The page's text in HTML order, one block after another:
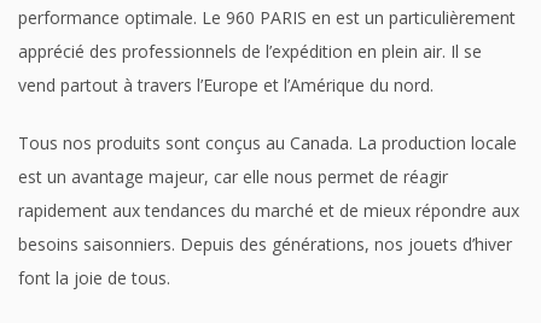
performance optimale. Le 960 PARIS en est un particulièrement
apprécié des professionnels de l’expédition en plein air. Il se
vend partout à travers l’Europe et l’Amérique du nord.
Tous nos produits sont conçus au Canada. La production locale
est un avantage majeur, car elle nous permet de réagir
rapidement aux tendances du marché et de mieux répondre aux
besoins saisonniers. Depuis des générations, nos jouets d’hiver
font la joie de tous.